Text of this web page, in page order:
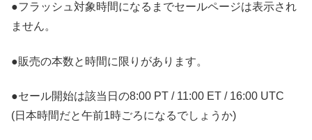
●フラッシュ対象時間になるまでセールページは表示され
ません。
●販売の本数と時間に限りがあります。
●セール開始は該当日の8:00 PT / 11:00 ET / 16:00 UTC
(日本時間だと午前1時ごろになるでしょうか)